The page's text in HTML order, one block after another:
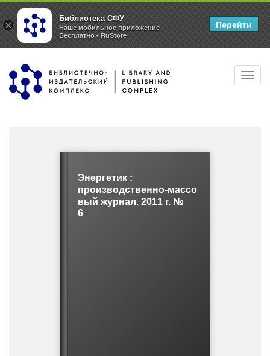
Перейти
основному
Энергетик :
производственно-массо
вый журнал. 2011 г. №
6
×
Библиотека СФУ
Наше мобильное приложение
Бесплатно - RuStore
Перейти